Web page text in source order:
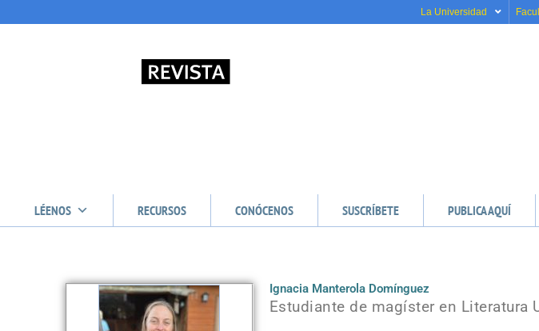
La Universidad
LÉENOS RECURSOS CONÓCENOS SUSCRÍBETE PUBLICA AQUÍ
Ignacia Manterola Domínguez
Estudiante de magíster en Literatura